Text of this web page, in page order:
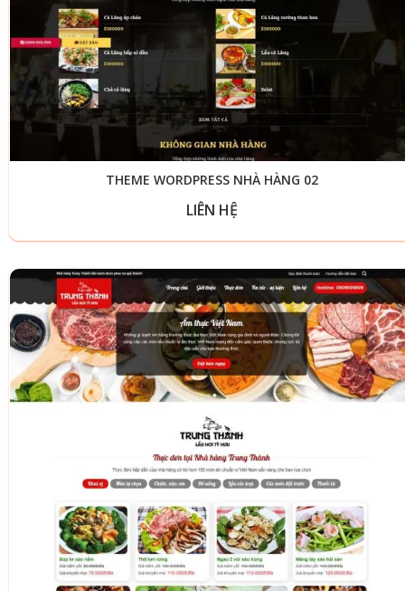
THEME WORDPRESS NHÀ HÀNG 02
LIÊN HỆ